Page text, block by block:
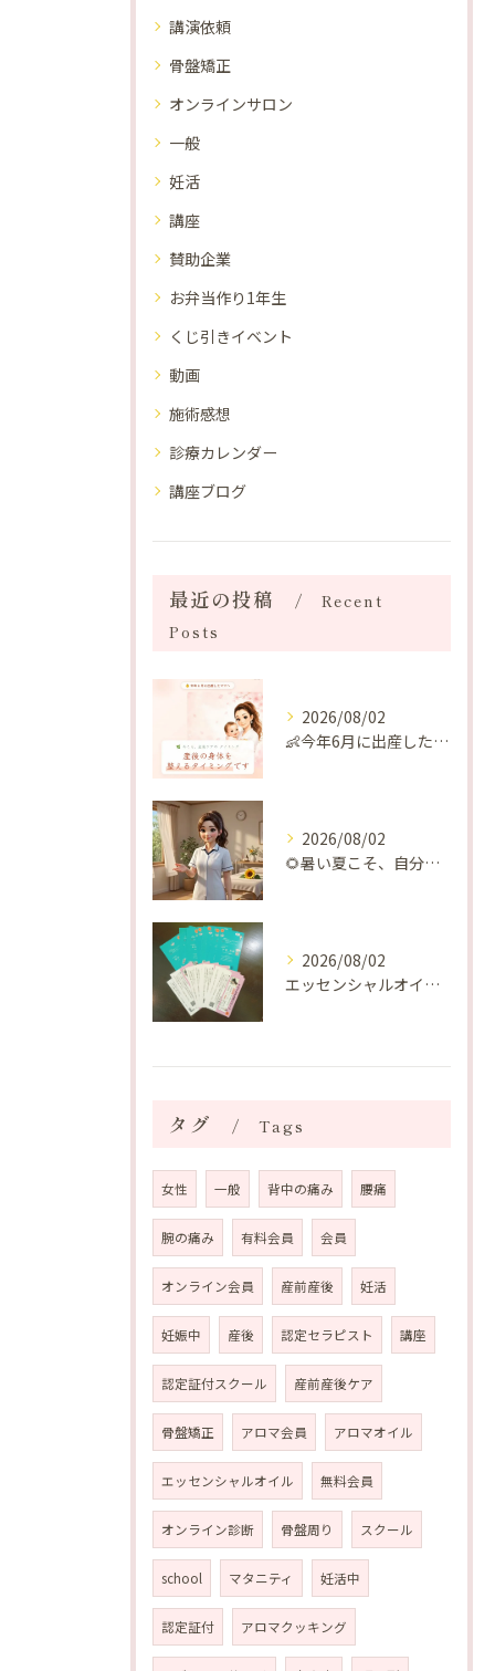
講演依頼
骨盤矯正
オンラインサロン
一般
妊活
講座
賛助企業
お弁当作り1年生
くじ引きイベント
動画
施術感想
診療カレンダー
講座ブログ
最近の投稿
Recent
Posts
2026/08/02
👶今年6月に出産したママへ♡
2026/08/02
🌻暑い夏こそ、自分の身体を整える時間を♡
2026/08/02
エッセンシャルオイルプレゼントご当選番号発表 2026年8月
タグ Tags
女性 一般 背中の痛み 腰痛
腕の痛み 有料会員 会員
オンライン会員 産前産後 妊活
妊娠中 産後 認定セラピスト 講座
認定証付スクール 産前産後ケア
骨盤矯正 アロマ会員 アロマオイル
エッセンシャルオイル 無料会員
オンライン診断 骨盤周り スクール
school マタニティ 妊活中
認定証付 アロマクッキング